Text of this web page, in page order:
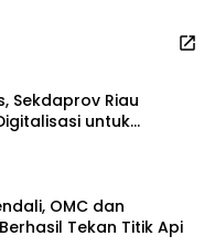
Sekdaprov Riau
untuk
OMC dan
Tekan Titik Api